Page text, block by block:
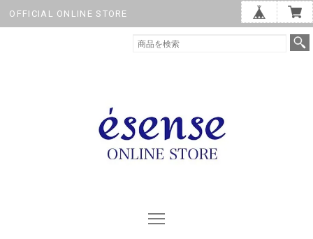
OFFICIAL ONLINE STORE